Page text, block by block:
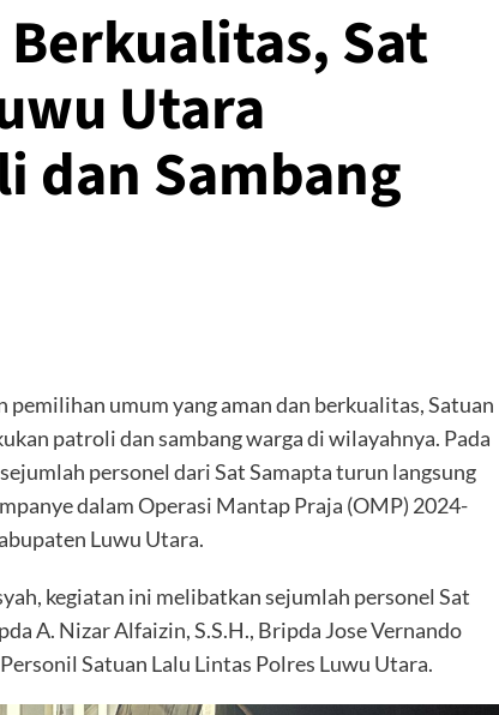
Sat
Utara
dan Sambang
umum yang aman dan berkualitas, Satuan
patroli dan sambang warga di wilayahnya. Pada
personel dari Sat Samapta turun langsung
dalam Operasi Mantap Praja (OMP) 2024-
Luwu Utara.
kegiatan ini melibatkan sejumlah personel Sat
A. Nizar Alfaizin, S.S.H., Bripda Jose Vernando
Satuan Lalu Lintas Polres Luwu Utara.